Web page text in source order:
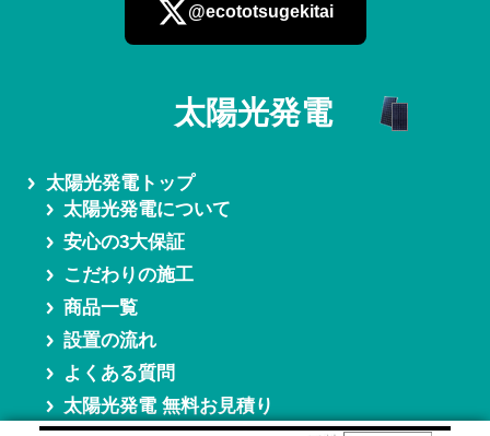
さらに読み込む
@ecototsugekitai
太陽光発電
太陽光発電トップ
太陽光発電について
安心の3大保証
こだわりの施工
商品一覧
設置の流れ
よくある質問
太陽光発電 無料お見積り